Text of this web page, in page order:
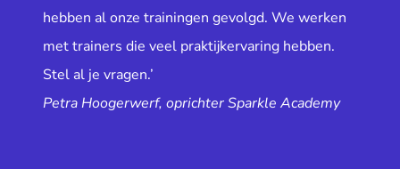
hebben al onze trainingen gevolgd. We werken
met trainers die veel praktijkervaring hebben.
Stel al je vragen.’
Petra Hoogerwerf, oprichter Sparkle Academy